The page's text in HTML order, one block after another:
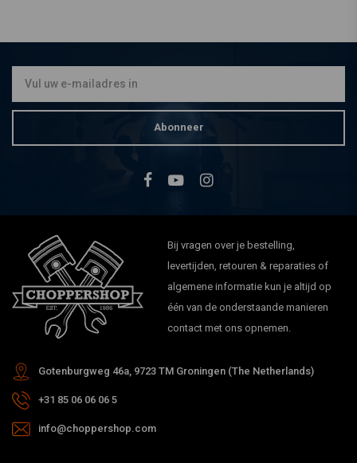
94XL
Abonneer
Bij vragen over je bestelling,
levertijden, retouren & reparaties of
algemene informatie kun je altijd op
één van de onderstaande manieren
contact met ons opnemen.
Gotenburgweg 46a, 9723 TM Groningen (The Netherlands)
+31 85 06 06 06 5
info@choppershop.com